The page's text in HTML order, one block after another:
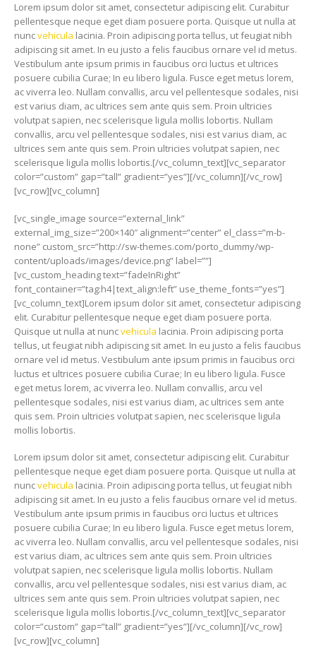
Lorem ipsum dolor sit amet, consectetur adipiscing elit. Curabitur
pellentesque neque eget diam posuere porta. Quisque ut nulla at
nuncvehicula lacinia. Proin adipiscing porta tellus, ut feugiat nibh
adipiscing sit amet. In eu justo a felis faucibus ornare vel id metus.
Vestibulum ante ipsum primis in faucibus orci luctus et ultrices
posuere cubilia Curae; In eu libero ligula. Fusce eget metus lorem,
ac viverra leo. Nullam convallis, arcu vel pellentesque sodales, nisi
est varius diam, ac ultrices sem ante quis sem. Proin ultricies
volutpat sapien, nec scelerisque ligula mollis lobortis. Nullam
convallis, arcu vel pellentesque sodales, nisi est varius diam, ac
ultrices sem ante quis sem. Proin ultricies volutpat sapien, nec
scelerisque ligula mollis lobortis.[/vc_column_text][vc_separator
color=”custom” gap=”tall” gradient=”yes”][/vc_column][/vc_row]
[vc_row][vc_column]
[vc_single_image source=”external_link”
external_img_size=”200×140″ alignment=”center” el_class=”m-b-
none” custom_src=”http://sw-themes.com/porto_dummy/wp-
content/uploads/images/device.png” label=””]
[vc_custom_heading text=”fadeInRight”
font_container=”tag:h4|text_align:left” use_theme_fonts=”yes”]
[vc_column_text]Lorem ipsum dolor sit amet, consectetur adipiscing
elit. Curabitur pellentesque neque eget diam posuere porta.
Quisque ut nulla at nuncvehicula lacinia. Proin adipiscing porta
tellus, ut feugiat nibh adipiscing sit amet. In eu justo a felis faucibus
ornare vel id metus. Vestibulum ante ipsum primis in faucibus orci
luctus et ultrices posuere cubilia Curae; In eu libero ligula. Fusce
eget metus lorem, ac viverra leo. Nullam convallis, arcu vel
pellentesque sodales, nisi est varius diam, ac ultrices sem ante
quis sem. Proin ultricies volutpat sapien, nec scelerisque ligula
mollis lobortis.
Lorem ipsum dolor sit amet, consectetur adipiscing elit. Curabitur
pellentesque neque eget diam posuere porta. Quisque ut nulla at
nuncvehicula lacinia. Proin adipiscing porta tellus, ut feugiat nibh
adipiscing sit amet. In eu justo a felis faucibus ornare vel id metus.
Vestibulum ante ipsum primis in faucibus orci luctus et ultrices
posuere cubilia Curae; In eu libero ligula. Fusce eget metus lorem,
ac viverra leo. Nullam convallis, arcu vel pellentesque sodales, nisi
est varius diam, ac ultrices sem ante quis sem. Proin ultricies
volutpat sapien, nec scelerisque ligula mollis lobortis. Nullam
convallis, arcu vel pellentesque sodales, nisi est varius diam, ac
ultrices sem ante quis sem. Proin ultricies volutpat sapien, nec
scelerisque ligula mollis lobortis.[/vc_column_text][vc_separator
color=”custom” gap=”tall” gradient=”yes”][/vc_column][/vc_row]
[vc_row][vc_column]